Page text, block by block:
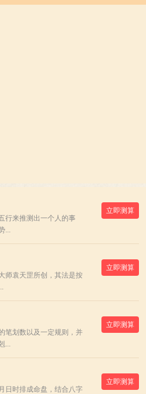
行来推测出一个人的事
...
立即测算
师袁天罡所创，其法是按
立即测算
笔划数以及一定规则，并
...
立即测算
日时排成命盘，结合八字
立即测算